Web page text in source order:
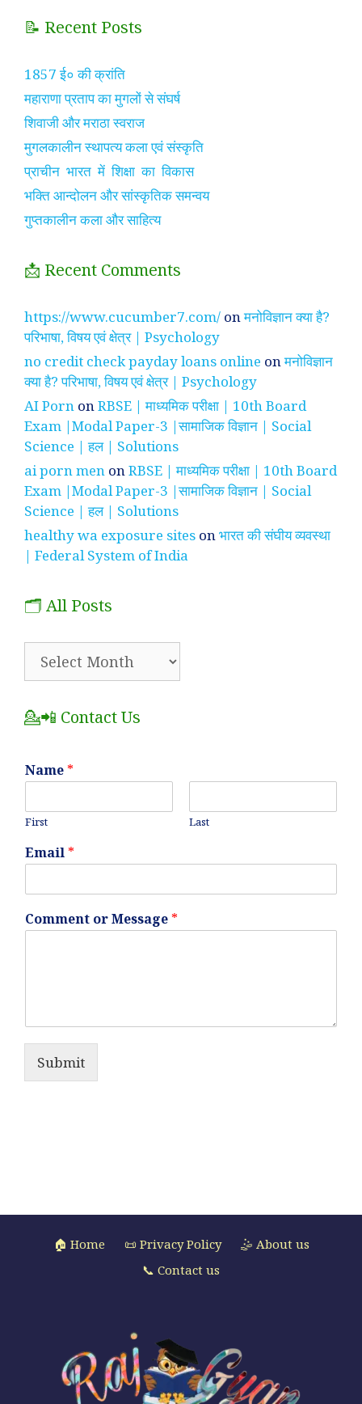
📝 Recent Posts
1857 ई० की क्रांति
महाराणा प्रताप का मुगलों से संघर्ष
शिवाजी और मराठा स्वराज
मुगलकालीन स्थापत्य कला एवं संस्कृति
प्राचीन भारत में शिक्षा का विकास
भक्ति आन्दोलन और सांस्कृतिक समन्वय
गुप्तकालीन कला और साहित्य
📩 Recent Comments
https://www.cucumber7.com/ onमनोविज्ञान क्या है?
परिभाषा, विषय एवं क्षेत्र | Psychology
no credit check payday loans online onमनोविज्ञान
क्या है? परिभाषा, विषय एवं क्षेत्र | Psychology
AI Porn onRBSE | माध्यमिक परीक्षा | 10th Board
Exam |Modal Paper-3 |सामाजिक विज्ञान | Social
Science | हल | Solutions
ai porn men onRBSE | माध्यमिक परीक्षा | 10th Board
Exam |Modal Paper-3 |सामाजिक विज्ञान | Social
Science | हल | Solutions
healthy wa exposure sites onभारत की संघीय व्यवस्था
| Federal System of India
🗂️ All Posts
💁📲 Contact Us
Name *
First Last
Email *
Comment or Message *
Submit
🏠 Home 📜 Privacy Policy
🤹 About us
📞 Contact us